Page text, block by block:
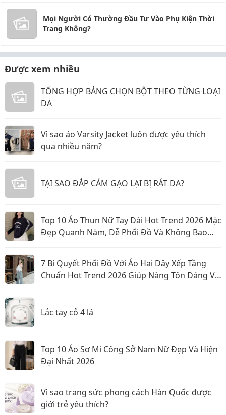
Mọi Người Có Thường Đầu Tư Vào Phụ Kiện Thời
Trang Không?
Được xem nhiều
TỔNG HỢP BẢNG CHỌN BỘT THEO TỪNG LOẠI
DA
Vì sao áo Varsity Jacket luôn được yêu thích
qua nhiều năm?
TẠI SAO ĐẮP CÁM GẠO LẠI BỊ RÁT DA?
Top 10 Áo Thun Nữ Tay Dài Hot Trend 2026 Mặc
Đẹp Quanh Năm, Dễ Phối Đồ Và Không Bao
7 Bí Quyết Phối Đồ Với Áo Hai Dây Xếp Tầng
Chuẩn Hot Trend 2026 Giúp Nàng Tôn Dáng Và
Lắc tay cỏ 4 lá
Top 10 Áo Sơ Mi Công Sở Nam Nữ Đẹp Và Hiện
Đại Nhất 2026
Vì sao trang sức phong cách Hàn Quốc được
giới trẻ yêu thích?